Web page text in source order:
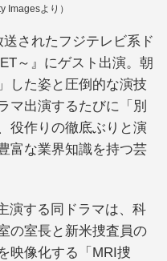
Imagesより）
送されたフジテレビ系ド
～』にゲスト出演。朝
した姿と圧倒的な演技
マ出演するたびに「別
役作りの徹底ぶりと演
富な業界知識を持つ芸
演する同ドラマは、科
の室長と新米捜査員の
映像化する「MRI捜